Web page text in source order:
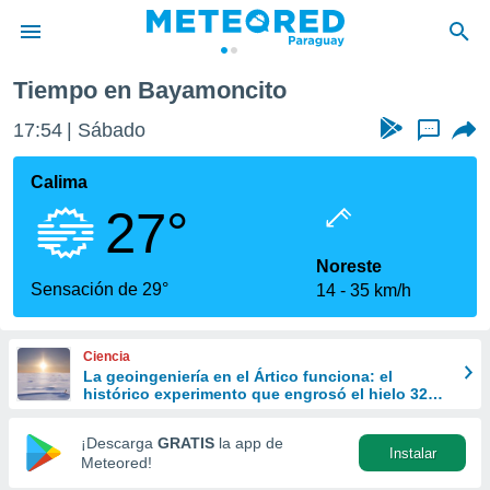
de
ha
calidad.
a este
las
y
forma
digital
basada
Tiempo en Bayamoncito
17:54 Sábado ...
Calima
27°
Sensación de 29°
Noreste
14
35 km/h
Ciencia
La geoingeniería en el Ártico funciona: el
histórico experimento que engrosó el hielo 32
¡Descarga GRATIS la app de
Meteored!
Instalar